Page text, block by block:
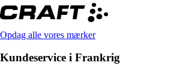
Opdag alle vores mærker
Kundeservice i Frankrig